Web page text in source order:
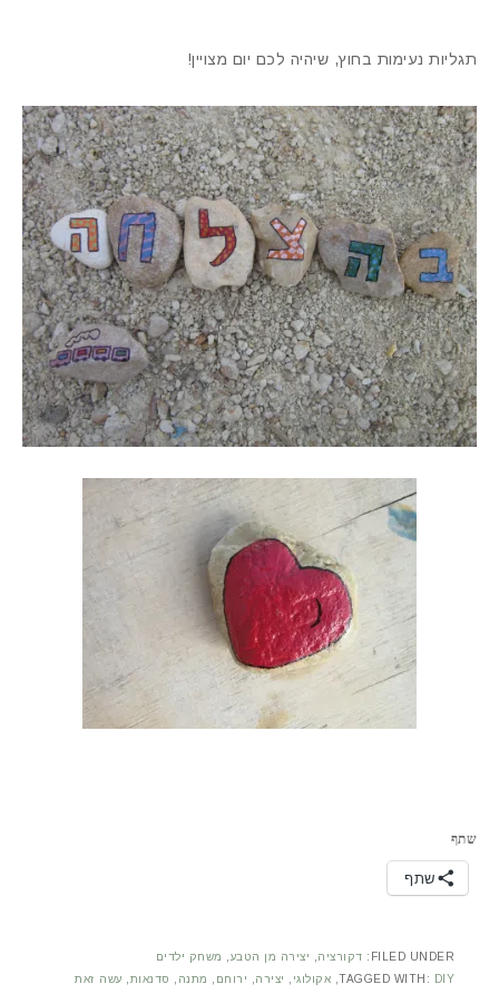
תגליות נעימות בחוץ, שיהיה לכם יום מצויין!
שתף
שתף
FILED UNDER: דקורציה, יצירה מן הטבע, משחק ילדים
TAGGED WITH:
DIY
, אקולוגי , יצירה, ירוחם , מתנה , סדנאות, עשה זאת